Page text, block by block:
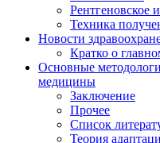
Рентгеновское
Техника
Новости
Кратко о
Основные
медицины
Заключение
Прочее
Список
Теория